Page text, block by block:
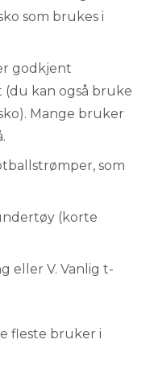
som brukes i
godkjent
kan også bruke
Mange bruker
som
(korte
eller V. Vanlig t-
fleste bruker i